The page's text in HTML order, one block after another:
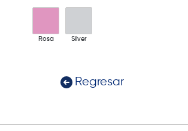
Rosa Silver
Regresar